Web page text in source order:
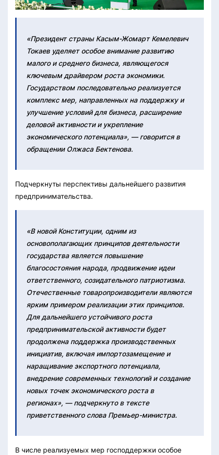
«Президент страны Касым-Жомарт Кемелевич
Токаев уделяет особое внимание развитию
малого и среднего бизнеса, являющегося
ключевым драйвером роста экономики.
Государством последовательно реализуется
комплекс мер, направленных на поддержку и
улучшение условий для бизнеса, расширение
деловой активности и укрепление
экономического потенциала», — говорится в
обращении Олжаса Бектенова.
Подчеркнуты перспективы дальнейшего развития
предпринимательства.
«В новой Конституции, одним из
основополагающих принципов деятельности
государства является повышение
благосостояния народа, продвижение идеи
ответственного, созидательного патриотизма.
Отечественные товаропроизводители являются
ярким примером реализации этих принципов.
Для дальнейшего устойчивого роста
предпринимательской активности будет
продолжена поддержка производственных
инициатив, включая импортозамещение и
наращивание экспортного потенциала,
внедрение современных технологий и создание
новых точек экономического роста в
регионах», — подчеркнуто в тексте
приветственного слова Премьер-министра.
В числе реализуемых мер господдержки особое